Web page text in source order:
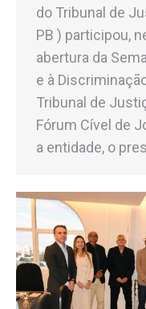
do Tribunal de
PB ) participou,
abertura da
e à
Tribunal de
Fórum Cível de
a entidade, o